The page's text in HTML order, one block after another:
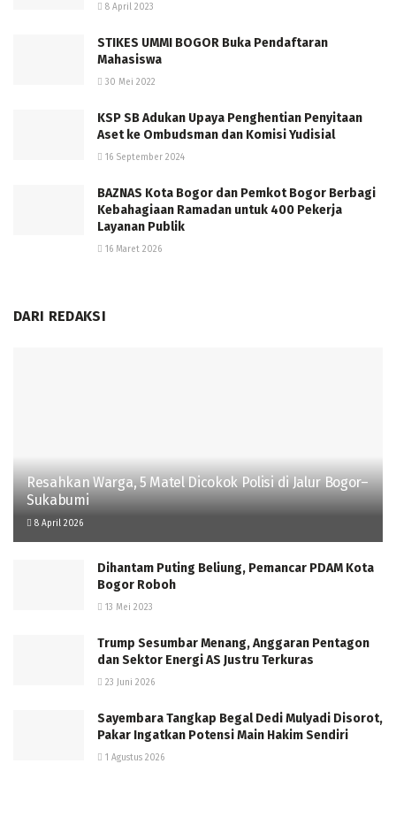
8 April 2023
STIKES UMMI BOGOR Buka Pendaftaran
Mahasiswa
30 Mei 2022
KSP SB Adukan Upaya Penghentian Penyitaan
Aset ke Ombudsman dan Komisi Yudisial
16 September 2024
BAZNAS Kota Bogor dan Pemkot Bogor Berbagi
Kebahagiaan Ramadan untuk 400 Pekerja
Layanan Publik
16 Maret 2026
DARI REDAKSI
Resahkan Warga, 5 Matel Dicokok Polisi di Jalur Bogor–
Sukabumi
8 April 2026
Dihantam Puting Beliung, Pemancar PDAM Kota
Bogor Roboh
13 Mei 2023
Trump Sesumbar Menang, Anggaran Pentagon
dan Sektor Energi AS Justru Terkuras
23 Juni 2026
Sayembara Tangkap Begal Dedi Mulyadi Disorot,
Pakar Ingatkan Potensi Main Hakim Sendiri
1 Agustus 2026